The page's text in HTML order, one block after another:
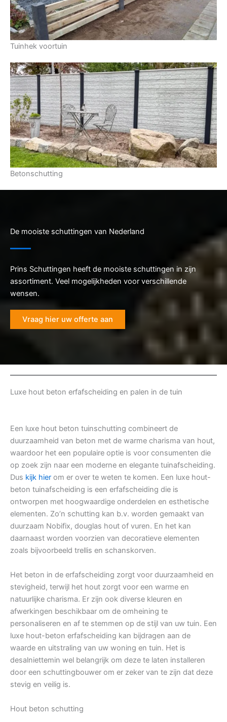
Tuinhek voortuin
Betonschutting
De mooiste schuttingen van Nederland
Prins Schuttingen heeft de mooiste schuttingen in zijn
assortiment. Veel mogelijkheden voor verschillende
wensen.
Vraag hier uw offerte aan
Luxe hout beton erfafscheiding en palen in de tuin
Een luxe hout beton tuinschutting combineert de
duurzaamheid van beton met de warme charisma van hout,
waardoor het een populaire optie is voor consumenten die
op zoek zijn naar een moderne en elegante tuinafscheiding.
Dus kijk hier om er over te weten te komen. Een luxe hout-
beton tuinafscheiding is een erfafscheiding die is
ontworpen met hoogwaardige onderdelen en esthetische
elementen. Zo’n schutting kan b.v. worden gemaakt van
duurzaam Nobifix, douglas hout of vuren. En het kan
daarnaast worden voorzien van decoratieve elementen
zoals bijvoorbeeld trellis en schanskorven.
Het beton in de erfafscheiding zorgt voor duurzaamheid en
stevigheid, terwijl het hout zorgt voor een warme en
natuurlijke charisma. Er zijn ook diverse kleuren en
afwerkingen beschikbaar om de omheining te
personaliseren en af te stemmen op de stijl van uw tuin. Een
luxe hout-beton erfafscheiding kan bijdragen aan de
waarde en uitstraling van uw woning en tuin. Het is
desalniettemin wel belangrijk om deze te laten installeren
door een schuttingbouwer om er zeker van te zijn dat deze
stevig en veilig is.
Hout beton schutting